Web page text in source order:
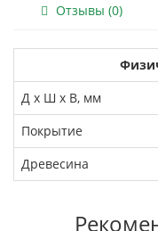
Отзывы (0)
Д x Ш x В, мм
Покрытие
Древесина